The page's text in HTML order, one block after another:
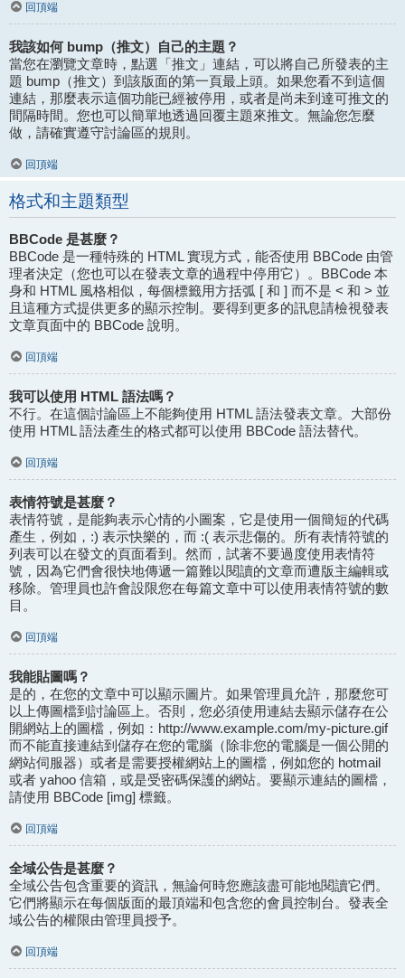
回頂端
我該如何 bump（推文）自己的主題？
當您在瀏覽文章時，點選「推文」連結，可以將自己所發表的主
題 bump（推文）到該版面的第一頁最上頭。如果您看不到這個
連結，那麼表示這個功能已經被停用，或者是尚未到達可推文的
間隔時間。您也可以簡單地透過回覆主題來推文。無論您怎麼
做，請確實遵守討論區的規則。
回頂端
格式和主題類型
BBCode 是甚麼？
BBCode 是一種特殊的 HTML 實現方式，能否使用 BBCode 由管
理者決定（您也可以在發表文章的過程中停用它）。BBCode 本
身和 HTML 風格相似，每個標籤用方括弧 [ 和 ] 而不是 < 和 > 並
且這種方式提供更多的顯示控制。要得到更多的訊息請檢視發表
文章頁面中的 BBCode 說明。
回頂端
我可以使用 HTML 語法嗎？
不行。在這個討論區上不能夠使用 HTML 語法發表文章。大部份
使用 HTML 語法產生的格式都可以使用 BBCode 語法替代。
回頂端
表情符號是甚麼？
表情符號，是能夠表示心情的小圖案，它是使用一個簡短的代碼
產生，例如，:) 表示快樂的，而 :( 表示悲傷的。所有表情符號的
列表可以在發文的頁面看到。然而，試著不要過度使用表情符
號，因為它們會很快地傳遞一篇難以閱讀的文章而遭版主編輯或
移除。管理員也許會設限您在每篇文章中可以使用表情符號的數
目。
回頂端
我能貼圖嗎？
是的，在您的文章中可以顯示圖片。如果管理員允許，那麼您可
以上傳圖檔到討論區上。否則，您必須使用連結去顯示儲存在公
開網站上的圖檔，例如：http://www.example.com/my-picture.gif
而不能直接連結到儲存在您的電腦（除非您的電腦是一個公開的
網站伺服器）或者是需要授權網站上的圖檔，例如您的 hotmail
或者 yahoo 信箱，或是受密碼保護的網站。要顯示連結的圖檔，
請使用 BBCode [img] 標籤。
回頂端
全域公告是甚麼？
全域公告包含重要的資訊，無論何時您應該盡可能地閱讀它們。
它們將顯示在每個版面的最頂端和包含您的會員控制台。發表全
域公告的權限由管理員授予。
回頂端